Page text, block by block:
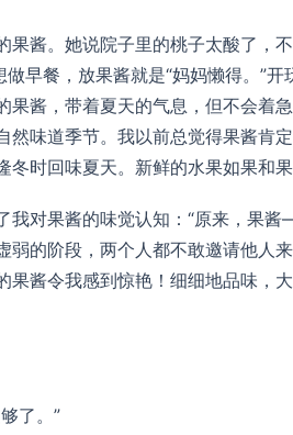
酱。她说院子里的桃子太酸了，
早餐，放果酱就是“妈妈懒得。”
酱，带着夏天的气息，但不会着
味道季节。我以前总觉得果酱肯
时回味夏天。新鲜的水果如果和
对果酱的味觉认知：“原来，果
的阶段，两个人都不敢邀请他人
酱令我感到惊艳！细细地品味，
了。”